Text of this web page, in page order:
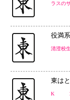
ラス
役満
清澄
東は
K